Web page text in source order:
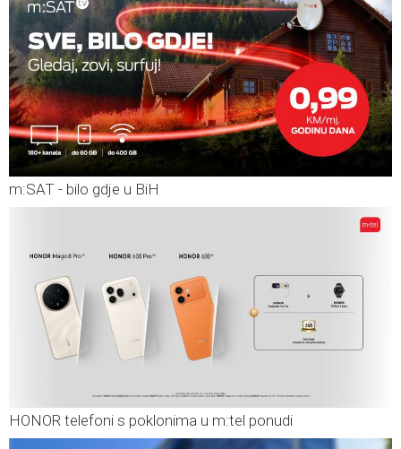
m:SAT - bilo gdje u BiH
HONOR telefoni s poklonima u m:tel ponudi